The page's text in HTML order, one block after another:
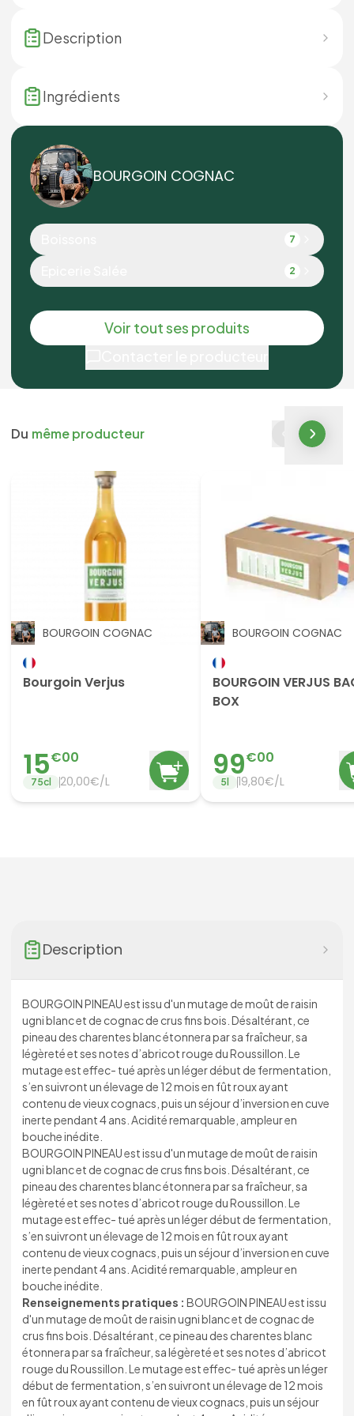
Description
Ingrédients
BOURGOIN COGNAC
7
2
Voir tout ses produits
Du même producteur
BOURGOIN COGNAC
Bourgoin Verjus
15€00
75cl 20,00€/L
BOURGOIN COGNAC
BOURGOIN VERJUS
BOX
99€00
5l 19,80€/L
Description
BOURGOIN PINEAU est issu d'un mutage de moût de raisin
ugni blanc et de cognac de crus fins bois. Désaltérant, ce
pineau des charentes blanc étonnera par sa fraîcheur, sa
légèreté et ses notes d’abricot rouge du Roussillon. Le
mutage est effec- tué après un léger début de fermentation,
s’en suivront un élevage de 12 mois en fût roux ayant
contenu de vieux cognacs, puis un séjour d’inversion en cuve
inerte pendant 4 ans. Acidité remarquable, ampleur en
bouche inédite.
BOURGOIN PINEAU est issu d'un mutage de moût de raisin
ugni blanc et de cognac de crus fins bois. Désaltérant, ce
pineau des charentes blanc étonnera par sa fraîcheur, sa
légèreté et ses notes d’abricot rouge du Roussillon. Le
mutage est effec- tué après un léger début de fermentation,
s’en suivront un élevage de 12 mois en fût roux ayant
contenu de vieux cognacs, puis un séjour d’inversion en cuve
inerte pendant 4 ans. Acidité remarquable, ampleur en
bouche inédite.
Renseignements pratiques : BOURGOIN PINEAU est issu
d'un mutage de moût de raisin ugni blanc et de cognac de
crus fins bois. Désaltérant, ce pineau des charentes blanc
étonnera par sa fraîcheur, sa légèreté et ses notes d’abricot
rouge du Roussillon. Le mutage est effec- tué après un léger
début de fermentation, s’en suivront un élevage de 12 mois
en fût roux ayant contenu de vieux cognacs, puis un séjour